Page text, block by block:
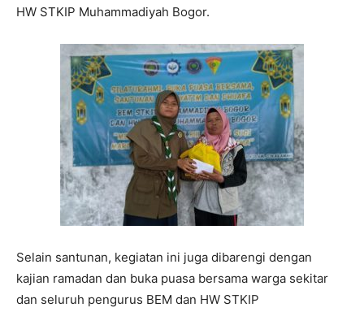
HW STKIP Muhammadiyah Bogor.
Selain santunan, kegiatan ini juga dibarengi dengan
kajian ramadan dan buka puasa bersama warga sekitar
dan seluruh pengurus BEM dan HW STKIP